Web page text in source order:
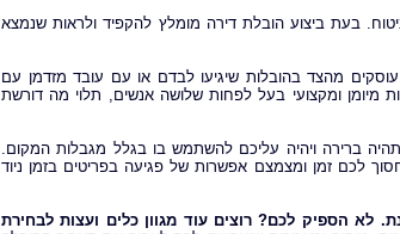
בעת ביצוע הובלת דירה מומלץ להקפיד ולראות שנמצא
מהצד בהובלות שיגיעו לבדם או עם עובד מזדמן עם
מיומן ומקצועי בעל לפחות שלושה אנשים, תלוי מה דורשת
ברירה ויהיה עליכם להשתמש בו בגלל מגבלות המקום.
לכם זמן ומצמצם אפשרות של פגיעה בפריטים בזמן ניוד
הספיק לכם? רוצים עוד מגוון כלים ועצות לבחירת